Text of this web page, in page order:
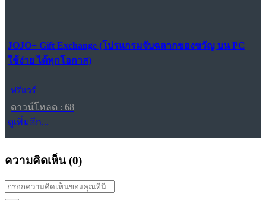
JOJO+ Gift Exchange (โปรแกรมจับฉลากของขวัญ บน PC
ใช้ง่าย ได้ทุกโอกาส)
ฟรีแวร์
ดาวน์โหลด : 68
ดูเพิ่มอีก...
ความคิดเห็น (0)